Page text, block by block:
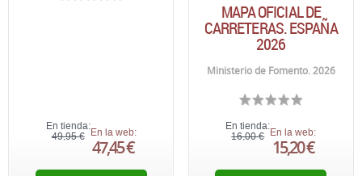
En tienda:
49,95 € En la web:
47,45 €
MAPA OFICIAL DE
CARRETERAS. ESPAÑA
2026
Ministerio de Fomento. 2026
En tienda:
16,00 € En la web:
15,20 €